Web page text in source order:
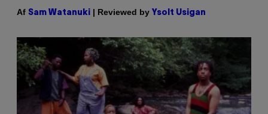
Af Sam Watanuki | Reviewed by Ysolt Usigan